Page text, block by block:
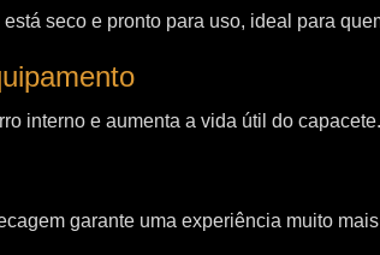
seco e pronto para uso, ideal para
interno e aumenta a vida útil do capacete.
garante uma experiência muito